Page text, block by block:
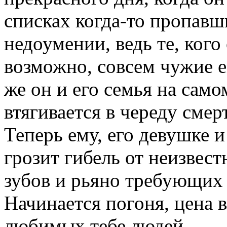
списках когда-то
недоумении, ведь те,
возможно, совсем чужие
же он и его семья на
втягивается в череду
Теперь ему, его девушке
грозит гибель от
зубов и рьяно
Начинается погоня, цена